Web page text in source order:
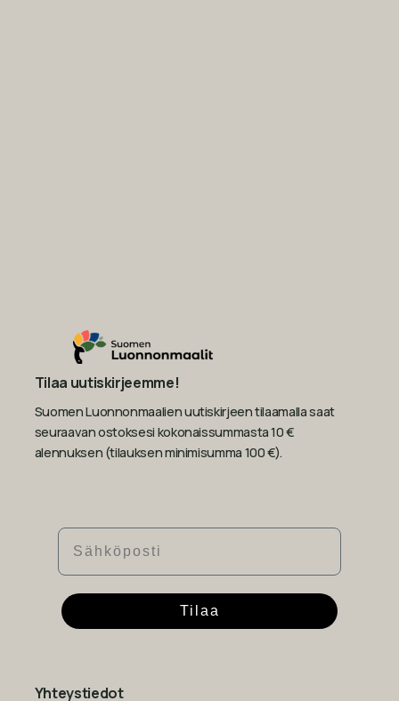
Tilaa uutiskirjeemme!
Suomen Luonnonmaalien uutiskirjeen tilaamalla saat
seuraavan ostoksesi kokonaissummasta 10 €
alennuksen (tilauksen minimisumma 100 €).
Sähköposti
Tilaa
Yhteystiedot